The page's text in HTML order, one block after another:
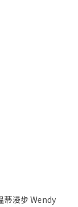
覧板）
漫步 Wendy